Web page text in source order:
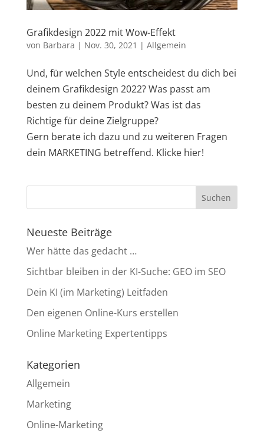
Grafikdesign 2022 mit Wow-Effekt
von Barbara | Nov. 30, 2021 | Allgemein
Und, für welchen Style entscheidest du dich bei
deinem Grafikdesign 2022? Was passt am
besten zu deinem Produkt? Was ist das
Richtige für deine Zielgruppe?
Gern berate ich dazu und zu weiteren Fragen
dein MARKETING betreffend. Klicke hier!
Neueste Beiträge
Wer hätte das gedacht …
Sichtbar bleiben in der KI-Suche: GEO im SEO
Dein KI (im Marketing) Leitfaden
Den eigenen Online-Kurs erstellen
Online Marketing Expertentipps
Kategorien
Allgemein
Marketing
Online-Marketing